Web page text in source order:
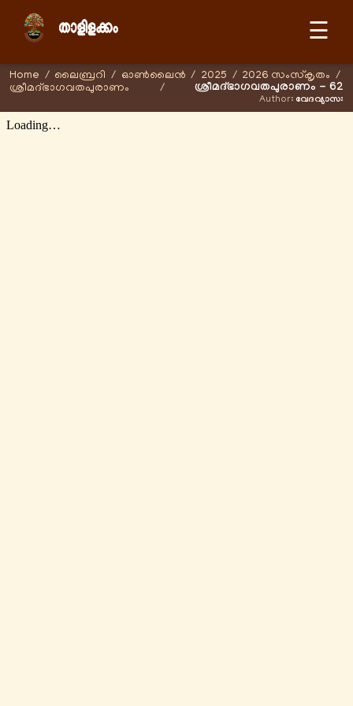
☰
Home / ലൈബ്രറി / ഓണ്‍ലൈന്‍ / 2025 / 2026 സംസ്കൃതം /
ശ്രീമദ്ഭാഗവതപുരാണം
/ ശ്രീമദ്ഭാഗവതപുരാണം - 62
Author: വേദവ്യാസഃ